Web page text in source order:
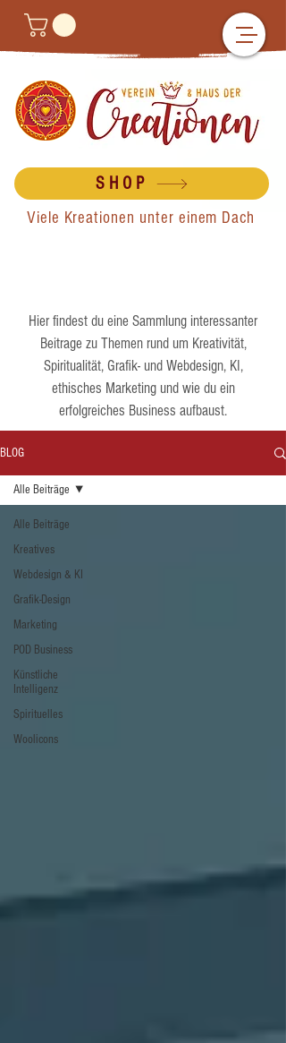
SHOP
Viele Kreationen unter einem Dach
Hier findest du eine Sammlung interessanter
Beitrage zu Themen rund um Kreativität,
Spiritualität, Grafik- und Webdesign, KI,
ethisches Marketing und wie du ein
erfolgreiches Business aufbaust.
BLOG
Alle Beiträge
Kreatives
Webdesign & KI
Grafik-Design
Marketing
POD Business
Künstliche
Intelligenz
Spirituelles
Woolicons
Alle Beiträge